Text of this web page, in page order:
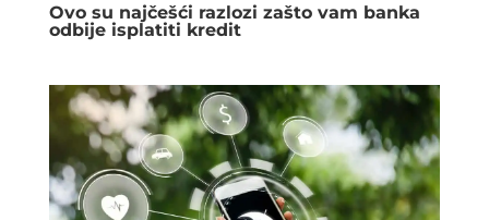
Ovo su najčešći razlozi zašto vam banka
odbije isplatiti kredit